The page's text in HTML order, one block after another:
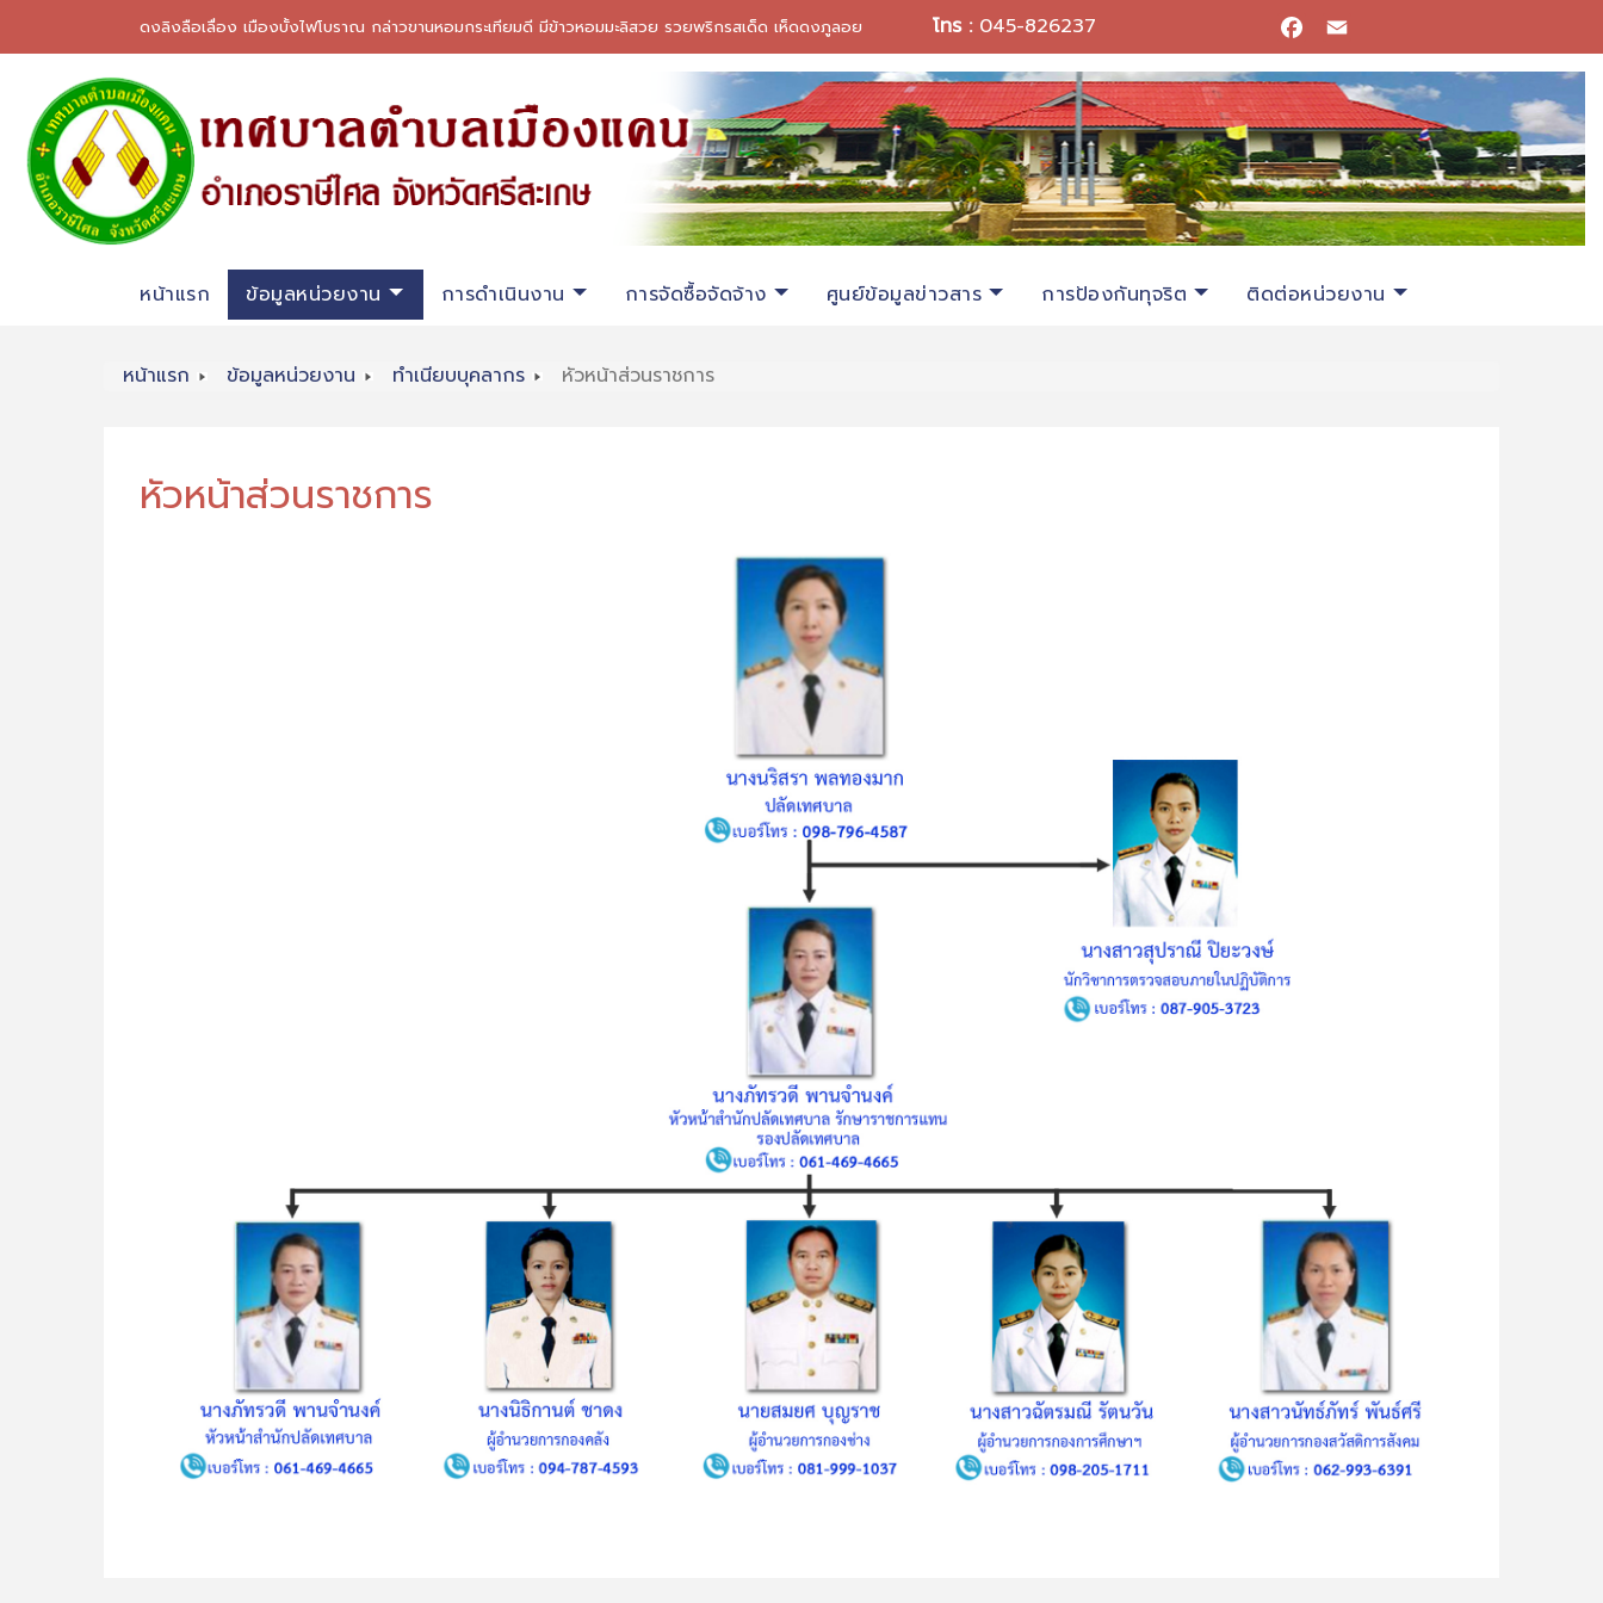
ดงลิงลือเลื่อง เมืองบั้งไฟโบราณ กล่าวขานหอมกระเทียมดี มีข้าวหอมมะลิสวย รวยพริกรสเด็ด เห็ดดงภูลอย โทร : 045-826237
Facebook
Email
หน้าแรก ข้อมูลหน่วยงาน การดำเนินงาน การจัดซื้อจัดจ้าง ศูนย์ข้อมูลข่าวสาร การป้องกันทุจริต ติดต่อหน่วยงาน
หน้าแรก ข้อมูลหน่วยงาน ทำเนียบบุคลากร หัวหน้าส่วนราชการ
หัวหน้าส่วนราชการ